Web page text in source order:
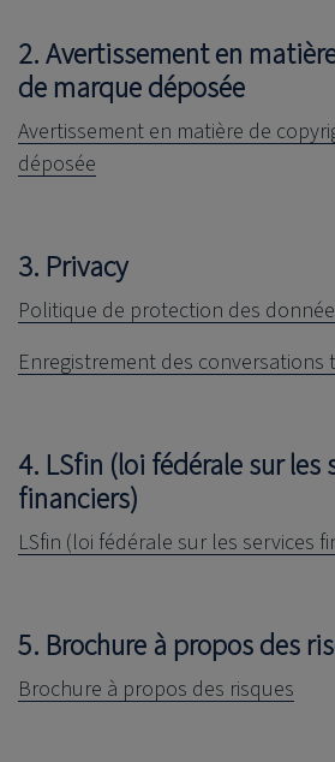
2. Avertissement en
de marque déposée
Avertissement en matière de
déposée
3. Privacy
Politique de protection des
Enregistrement des conversations
4. LSfin (loi fédérale sur les
financiers)
LSfin (loi fédérale sur les services
5. Brochure à propos des
Brochure à propos des risques